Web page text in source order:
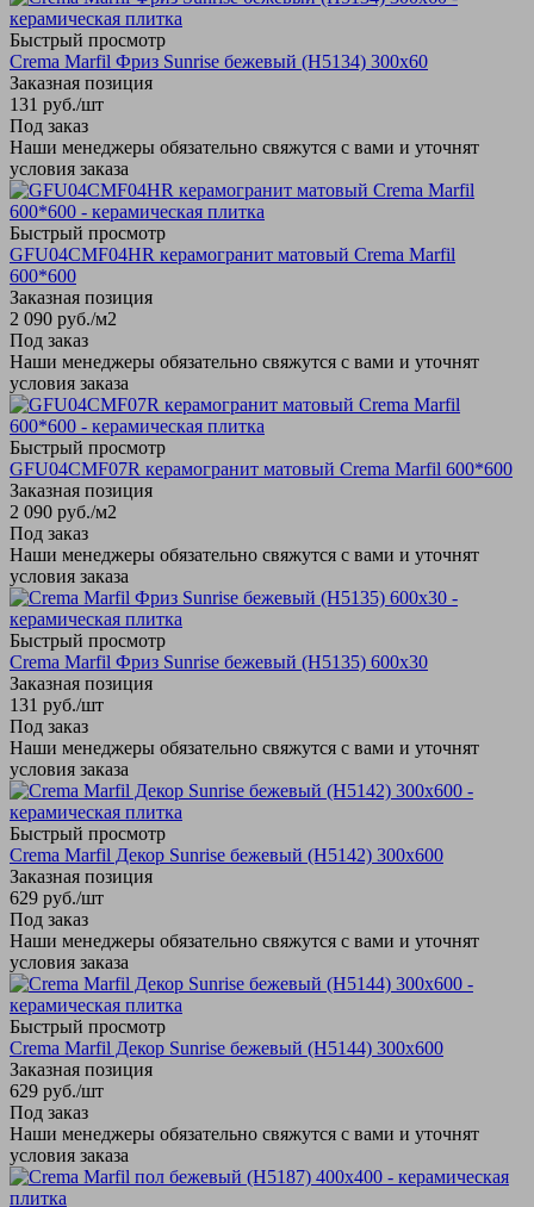
Быстрый просмотр
Crema Marfil Фриз Sunrise бежевый (Н5134) 300х60
Заказная позиция
131 руб./шт
Под заказ
Наши менеджеры обязательно свяжутся с вами и уточнят
условия заказа
Быстрый просмотр
GFU04CMF04HR керамогранит матовый Crema Marfil
600*600
Заказная позиция
2 090 руб./м2
Под заказ
Наши менеджеры обязательно свяжутся с вами и уточнят
условия заказа
Быстрый просмотр
GFU04CMF07R керамогранит матовый Crema Marfil 600*600
Заказная позиция
2 090 руб./м2
Под заказ
Наши менеджеры обязательно свяжутся с вами и уточнят
условия заказа
Быстрый просмотр
Crema Marfil Фриз Sunrise бежевый (Н5135) 600х30
Заказная позиция
131 руб./шт
Под заказ
Наши менеджеры обязательно свяжутся с вами и уточнят
условия заказа
Быстрый просмотр
Crema Marfil Декор Sunrise бежевый (Н5142) 300х600
Заказная позиция
629 руб./шт
Под заказ
Наши менеджеры обязательно свяжутся с вами и уточнят
условия заказа
Быстрый просмотр
Crema Marfil Декор Sunrise бежевый (Н5144) 300х600
Заказная позиция
629 руб./шт
Под заказ
Наши менеджеры обязательно свяжутся с вами и уточнят
условия заказа